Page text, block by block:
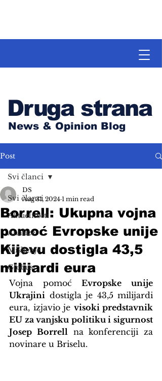
Druga strana
News & Opinion Blog
Post
Svi članci
Aktuelnosti
Analize
Mišljenje
Globus
Svi članci
Borrell: Ukupna vojna
pomoć Evropske unije
Kijevu dostigla 43,5
milijardi eura
DS
Aug 31, 2024 1 min read
Vojna pomoć Evropske unije
Ukrajini dostigla je 43,5 milijardi
eura, izjavio je visoki predstavnik
EU za vanjsku politiku i sigurnost
Josep Borrell na konferenciji za
novinare u Briselu.